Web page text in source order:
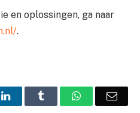
en oplossingen, ga naar
.
LinkedIn Tumblr WhatsApp